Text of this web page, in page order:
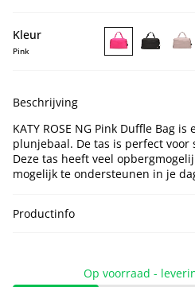
Kleur
Pink
KATY
Duffle
Bag
Duffle
Bag
Duffle
Bag
Beschrijving
KATY ROSE NG Pink Duffle Bag
plunjebaal. De tas is perfect
Deze tas heeft veel
mogelijk te ondersteunen in je
Productinfo
Op voorraad -